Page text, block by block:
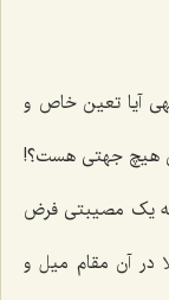
آیا تعین خاص و
هیچ جهتى هست؟!
یک مصیبتى فرض
در آن مقام میل و